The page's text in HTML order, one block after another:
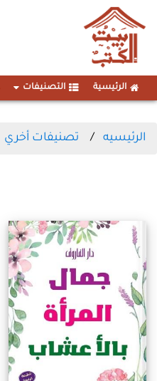
الرئيسية التصنيفات
الرئيسيه تصنيفات أخري